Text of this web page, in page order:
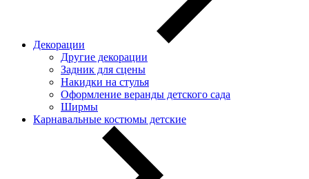
Декорации
Другие декорации
Задник для сцены
Накидки на стулья
Оформление веранды детского сада
Ширмы
Карнавальные костюмы детские